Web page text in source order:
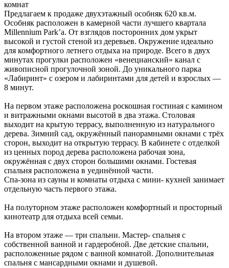
комнат
Предлагаем к продаже двухэтажный особняк 620 кв.м.
Особняк расположен в камерной части лучшего квартала
Millennium Park’а. От взглядов посторонних дом укрыт
высокой и густой стеной из деревьев. Окружение идеально
для комфортного летнего отдыха на природе. Всего в двух
минутах прогулки расположен «венецианский» канал с
живописной прогулочной зоной. До уникального парка
«Лабиринт» с озером и лабиринтами для детей и взрослых —
8 минут.
На первом этаже расположена роскошная гостиная с камином
и витражными окнами высотой в два этажа. Столовая
выходит на крытую террасу, выполненную из натурального
дерева. Зимний сад, окружённый панорамными окнами с трёх
сторон, выходит на открытую террасу. В кабинете с отделкой
из ценных пород дерева расположена рабочая зона,
окружённая с двух сторон большими окнами. Гостевая
спальня расположена в уединённой части.
Спа-зона из сауны и комнаты отдыха с мини- кухней занимает
отдельную часть первого этажа.
На полуторном этаже расположен комфортный и просторный
кинотеатр для отдыха всей семьи.
На втором этаже — три спальни. Мастер- спальня с
собственной ванной и гардеробной. Две детские спальни,
расположенные рядом с ванной комнатой. Дополнительная
спальня с мансардными окнами и душевой.